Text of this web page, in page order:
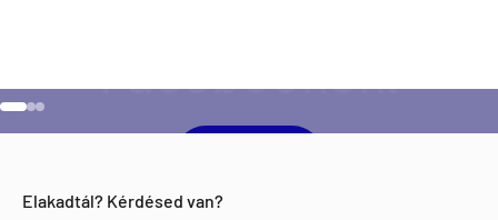
Elakadtál? Kérdésed van?